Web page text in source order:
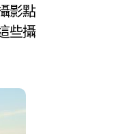
影點
些攝